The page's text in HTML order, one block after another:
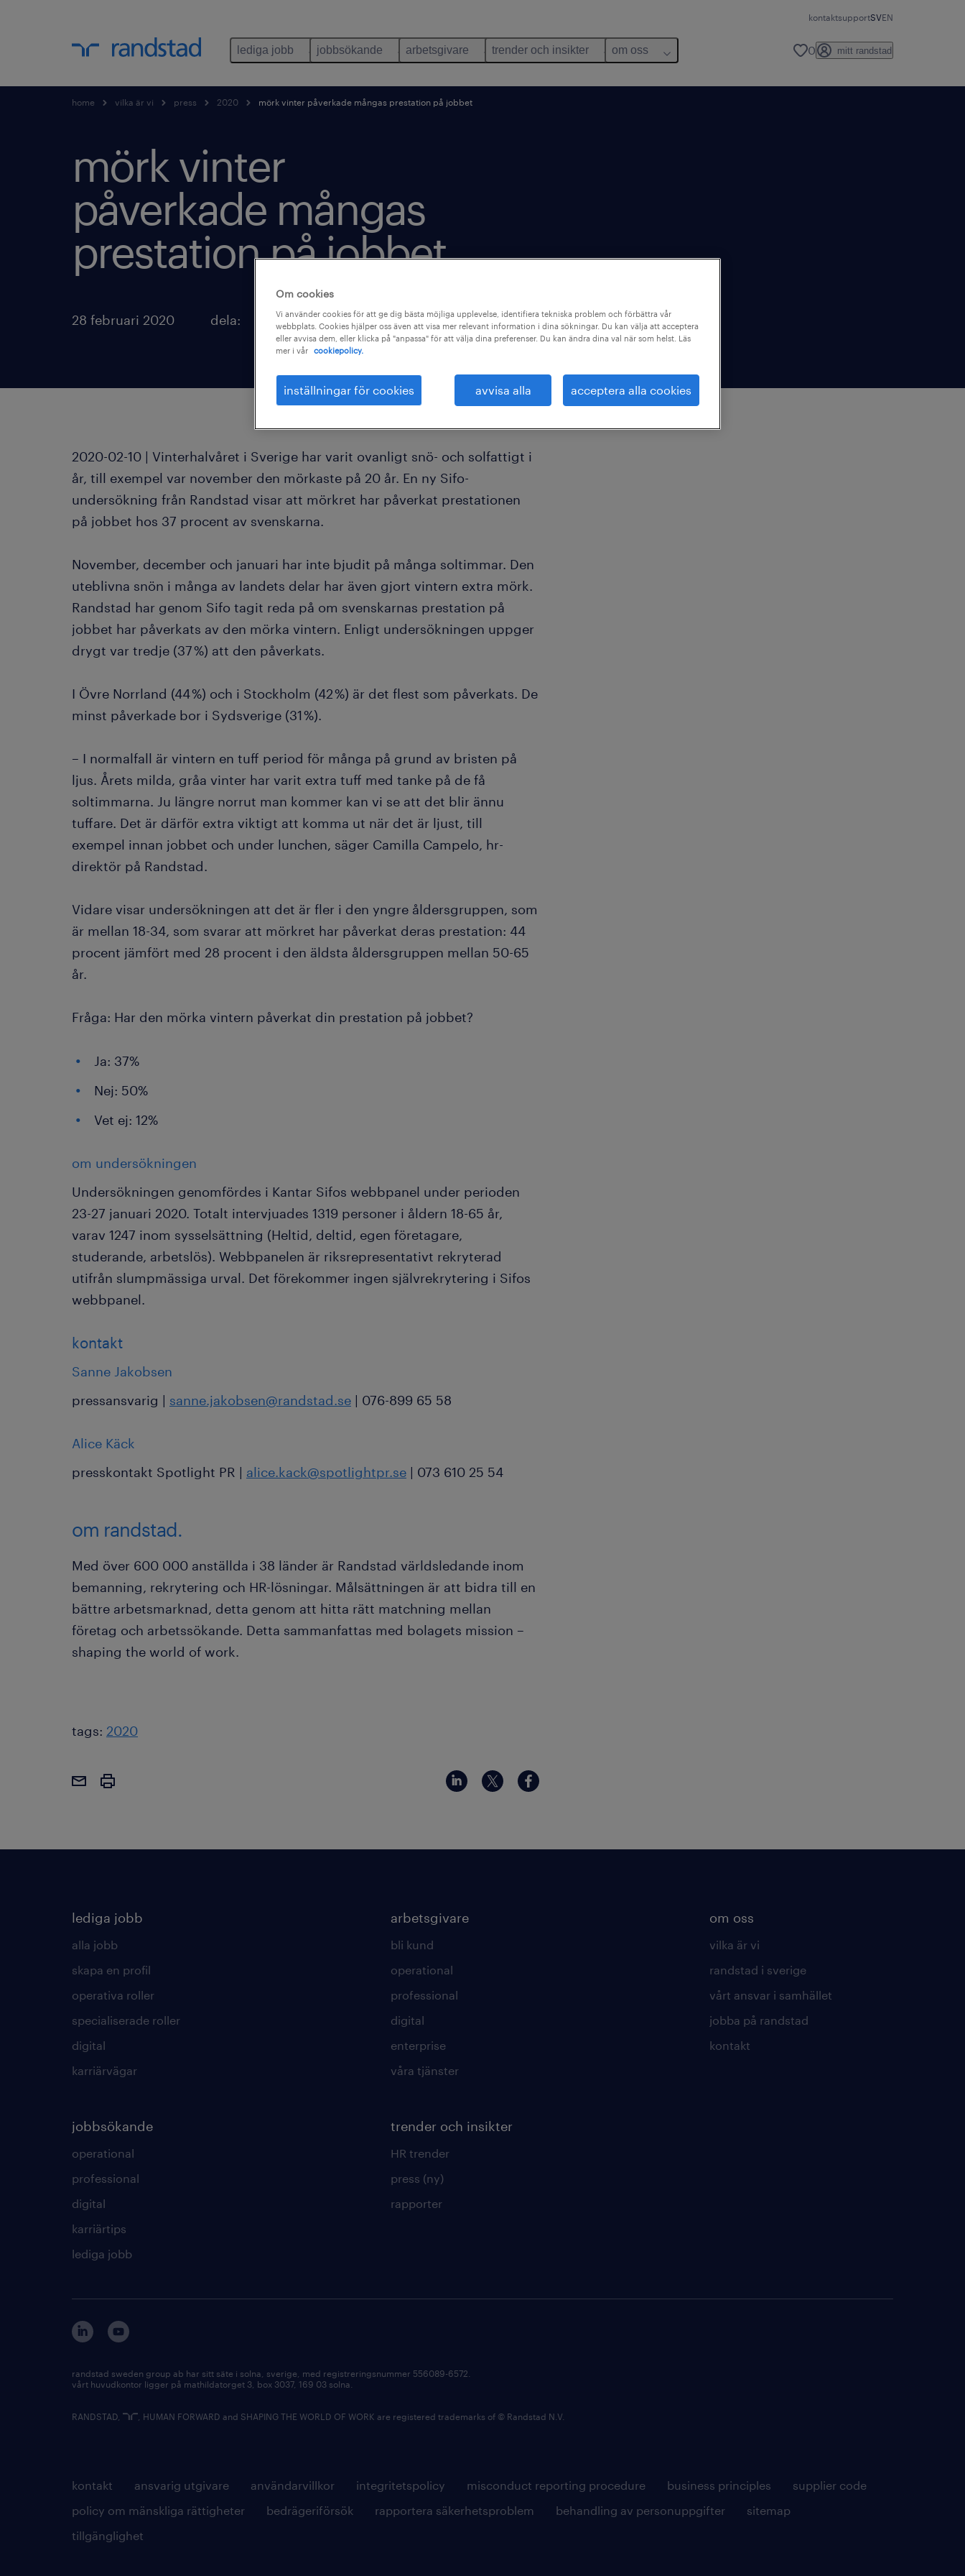
kontaktsupportSVEN
lediga jobb jobbsökande arbetsgivare trender och insikter om oss 0 mitt randstad
home vilka är vi press 2020 mörk vinter påverkade mångas prestation på jobbet
mörk vinter
påverkade mångas
prestation på jobbet.
28 februari 2020 dela:
2020-02-10 | Vinterhalvåret i Sverige har varit ovanligt snö- och solfattigt i
år, till exempel var november den mörkaste på 20 år. En ny Sifo-
undersökning från Randstad visar att mörkret har påverkat prestationen
på jobbet hos 37 procent av svenskarna.
November, december och januari har inte bjudit på många soltimmar. Den
uteblivna snön i många av landets delar har även gjort vintern extra mörk.
Randstad har genom Sifo tagit reda på om svenskarnas prestation på
jobbet har påverkats av den mörka vintern. Enligt undersökningen uppger
drygt var tredje (37 %) att den påverkats.
I Övre Norrland (44 %) och i Stockholm (42 %) är det flest som påverkats. De
minst påverkade bor i Sydsverige (31 %).
– I normalfall är vintern en tuff period för många på grund av bristen på
ljus. Årets milda, gråa vinter har varit extra tuff med tanke på de få
soltimmarna. Ju längre norrut man kommer kan vi se att det blir ännu
tuffare. Det är därför extra viktigt att komma ut när det är ljust, till
exempel innan jobbet och under lunchen, säger Camilla Campelo, hr-
direktör på Randstad.
Vidare visar undersökningen att det är fler i den yngre åldersgruppen, som
är mellan 18-34, som svarar att mörkret har påverkat deras prestation: 44
procent jämfört med 28 procent i den äldsta åldersgruppen mellan 50-65
år.
Fråga: Har den mörka vintern påverkat din prestation på jobbet?
Ja: 37%
Nej: 50%
Vet ej: 12%
om undersökningen
Undersökningen genomfördes i Kantar Sifos webbpanel under perioden
23-27 januari 2020. Totalt intervjuades 1319 personer i åldern 18-65 år,
varav 1247 inom sysselsättning (Heltid, deltid, egen företagare,
studerande, arbetslös). Webbpanelen är riksrepresentativt rekryterad
utifrån slumpmässiga urval. Det förekommer ingen självrekrytering i Sifos
webbpanel.
kontakt
Sanne Jakobsen
pressansvarig | sanne.jakobsen@randstad.se | 076-899 65 58
Alice Käck
presskontakt Spotlight PR | alice.kack@spotlightpr.se | 073 610 25 54
om randstad.
Med över 600 000 anställda i 38 länder är Randstad världsledande inom
bemanning, rekrytering och HR-lösningar. Målsättningen är att bidra till en
bättre arbetsmarknad, detta genom att hitta rätt matchning mellan
företag och arbetssökande. Detta sammanfattas med bolagets mission –
shaping the world of work.
tags: 2020
lediga jobb
alla jobb
skapa en profil
operativa roller
specialiserade roller
digital
karriärvägar
jobbsökande
operational
professional
digital
karriärtips
lediga jobb
arbetsgivare
bli kund
operational
professional
digital
enterprise
våra tjänster
trender och insikter
HR trender
press (ny)
rapporter
om oss
vilka är vi
randstad i sverige
vårt ansvar i samhället
jobba på randstad
kontakt
kontakt ansvarig utgivare användarvillkor integritetspolicy misconduct reporting procedure business principles
supplier code
policy om mänskliga rättigheter
bedrägeriförsök rapportera säkerhetsproblem behandling av personuppgifter
sitemap
tillgänglighet
randstad sweden group ab har sitt säte i solna, sverige, med registreringsnummer 556089-6572.
vårt huvudkontor ligger på mathildatorget 3, box 3037, 169 03 solna.
RANDSTAD, , HUMAN FORWARD and SHAPING THE WORLD OF WORK are registered trademarks of © Randstad N.V.
Om cookies
Vi använder cookies för att ge dig bästa möjliga upplevelse, identifiera tekniska problem och förbättra vår
webbplats. Cookies hjälper oss även att visa mer relevant information i dina sökningar. Du kan välja att acceptera
eller avvisa dem, eller klicka på "anpassa" för att välja dina preferenser. Du kan ändra dina val när som helst. Läs
mer i vår
cookiepolicy.
inställningar för cookies avvisa alla acceptera alla cookies